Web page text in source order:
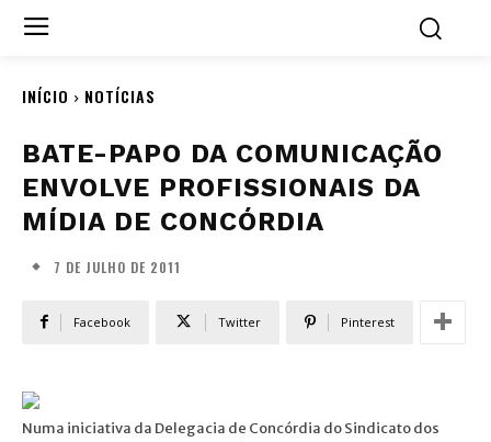
INÍCIO NOTÍCIAS
BATE-PAPO DA COMUNICAÇÃO
ENVOLVE PROFISSIONAIS DA
MÍDIA DE CONCÓRDIA
7 DE JULHO DE 2011
Facebook Twitter Pinterest
Numa iniciativa da Delegacia de Concórdia do Sindicato dos